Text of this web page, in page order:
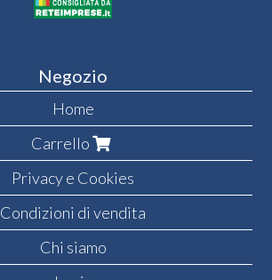
Negozio
Home
Carrello
Privacy e Cookies
Condizioni di vendita
Chi siamo